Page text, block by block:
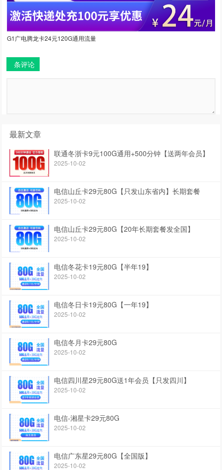
G1广电腾龙卡24元120G通用流量
条评论
最新文章
联通冬浙卡9元100G通用+500分钟【送两年会员】
2025-10-02
电信山丘卡29元80G【只发山东省内】长期套餐
2025-10-02
电信山丘卡29元80G【20年长期套餐发全国】
2025-10-02
电信冬花卡19元80G【半年19】
2025-10-02
电信冬日卡19元80G【一年19】
2025-10-02
电信冬月卡29元80G
2025-10-02
电信四川星29元80G送1年会员【只发四川】
2025-10-02
电信-湘星卡29元80G
2025-10-02
电信广东星29元80G【全国版】
2025-10-02